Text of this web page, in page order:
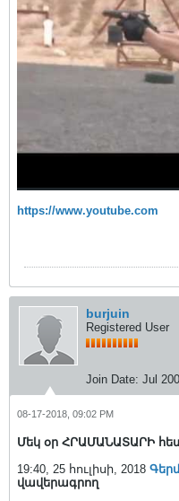
https://www.youtube.com
burjuin
Registered User
Join Date: Jul
08-17-2018, 09:02 PM
Մեկ օր ՀՐԱՄԱՆԱՏԱՐԻ
19:40, 25 հուլիսի, 2018
վավերագրող